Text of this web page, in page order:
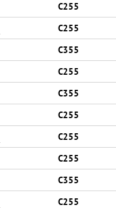
С255
С255
С355
С255
С355
С255
С255
С255
С355
С255